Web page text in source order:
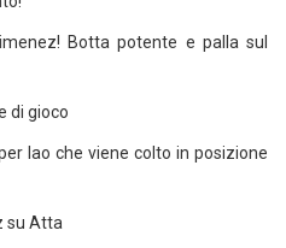
Botta potente e palla sul
di gioco
lao che viene colto in posizione
su Atta